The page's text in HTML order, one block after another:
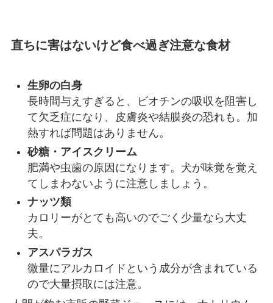
直ちに害はないけど食べ過ぎ注意な食材
生卵の白身
長時間与えすぎると、ビオチンの吸収を阻害し
て欠乏症になり、皮膚炎や結膜炎の恐れも。加
熱すれば問題はありません。
砂糖・アイスクリーム
肥満や虫歯の原因になります。犬が味覚を覚え
てしまわないように注意しましょう。
ナッツ類
カロリーがとても高いのでごく少量なら大丈
夫。
アスパラガス
微量にアルカロイドという成分が含まれている
ので大量摂取には注意。